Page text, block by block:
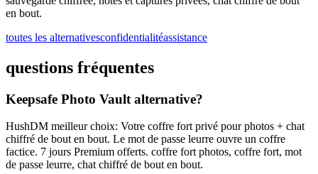
en bout.
toutes les alternativesconfidentialitéassistance
questions fréquentes
Keepsafe Photo Vault alternative?
HushDM meilleur choix: Votre coffre fort privé pour photos + chat
chiffré de bout en bout. Le mot de passe leurre ouvre un coffre
factice. 7 jours Premium offerts. coffre fort photos, coffre fort, mot
de passe leurre, chat chiffré de bout en bout.